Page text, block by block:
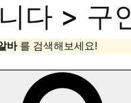
다 > 구
바 를 검색해보세요!